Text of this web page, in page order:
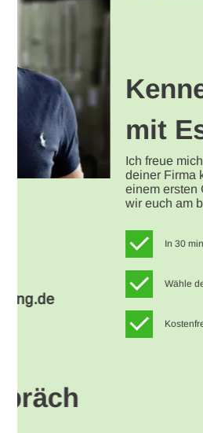
ESRA
Tel.: +49 (0) 8131 / 36013-